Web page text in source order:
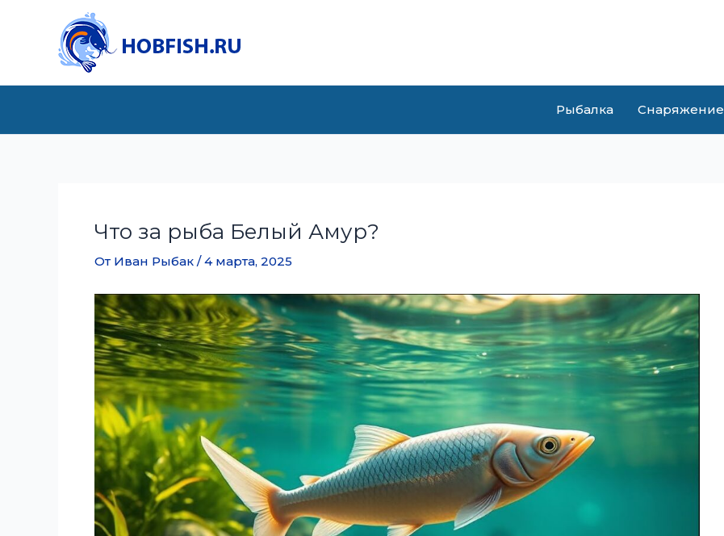
содержимому
Рыбалка Снаряжение
Что за рыба Белый Амур?
От Иван Рыбак /4 марта, 2025